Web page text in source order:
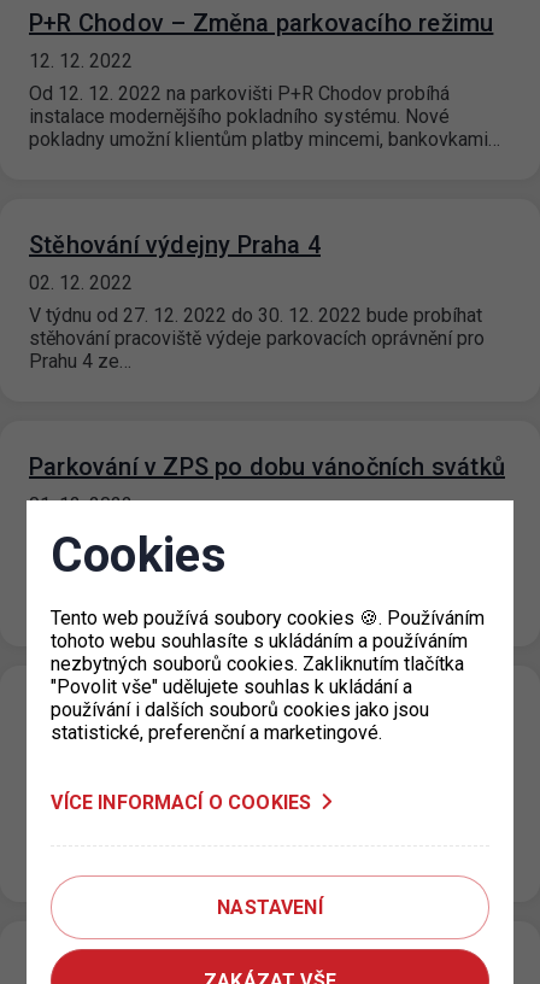
P+R Chodov – Změna parkovacího režimu
12. 12. 2022
Od 12. 12. 2022 na parkovišti P+R Chodov probíhá
instalace modernějšího pokladního systému. Nové
pokladny umožní klientům platby mincemi, bankovkami…
Stěhování výdejny Praha 4
02. 12. 2022
V týdnu od 27. 12. 2022 do 30. 12. 2022 bude probíhat
stěhování pracoviště výdeje parkovacích oprávnění pro
Prahu 4 ze…
Parkování v ZPS po dobu vánočních svátků
01. 12. 2022
Od 23. 12. 2022 do 2. 1. 2023 bude ve
smíšených/fialových a návštěvnických/oranžových
započaté…
P+R Zličín 1; P+R Zličín 2 a P+R Holešovice
Změna parkovacího režimu
Od 1. 12. 2022 parkoviště P+R Zličín 1; Zličín 2 a
Plánovaná údržba klientské zóny
Cookies
Tento web používá soubory cookies 🍪. Používáním
tohoto webu souhlasíte s ukládáním a používáním
nezbytných souborů cookies. Zakliknutím tlačítka
"Povolit vše" udělujete souhlas k ukládání a
používání i dalších souborů cookies jako jsou
statistické, preferenční a marketingové.
VÍCE INFORMACÍ O COOKIES
NASTAVENÍ